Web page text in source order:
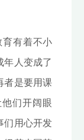
育有着不小
年人变成了
者是要用课
们开阔眼
们用心开发